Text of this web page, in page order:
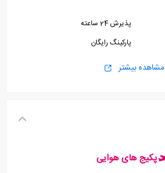
پذیرش 24 ساعته
پارکینگ رایگان
مشاهده بیشتر
پکیج های هوایی